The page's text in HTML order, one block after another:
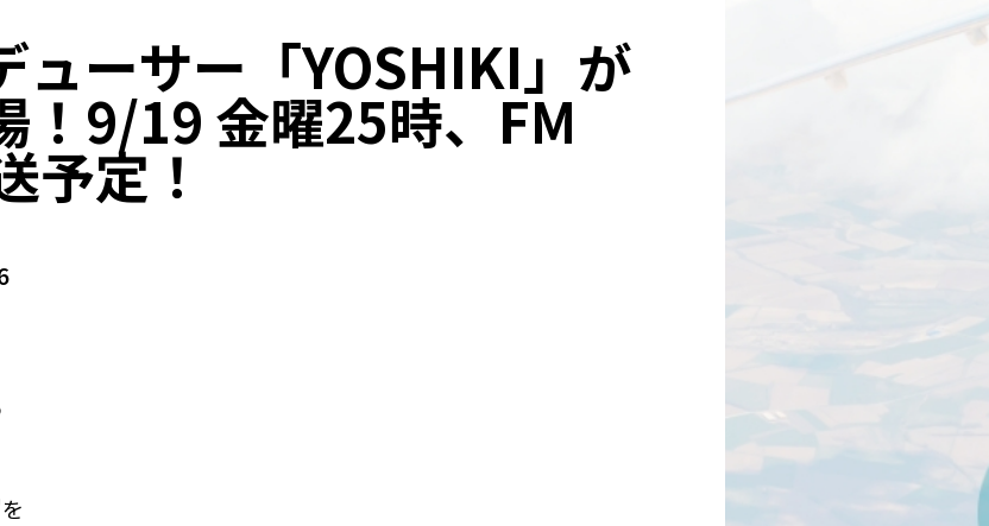
ューサー「YOSHIKI」が
！9/19 金曜25時、FM
予定！